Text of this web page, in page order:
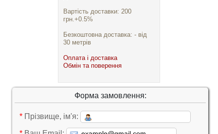
Вартість доставки: 200
грн.+0.5%
Безкоштовна доставка: - від
30 метрів
Оплата і доставка
Обмін та поверення
Форма замовлення:
* Прізвище, ім'я: